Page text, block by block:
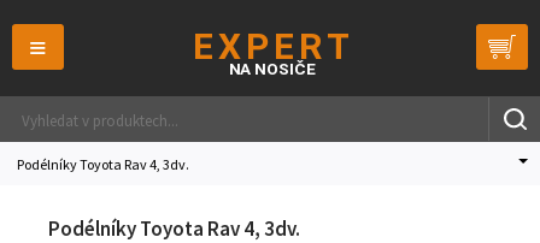
≡
Podélníky Toyota Rav 4, 3dv.
Podélníky Toyota Rav 4, 3dv.